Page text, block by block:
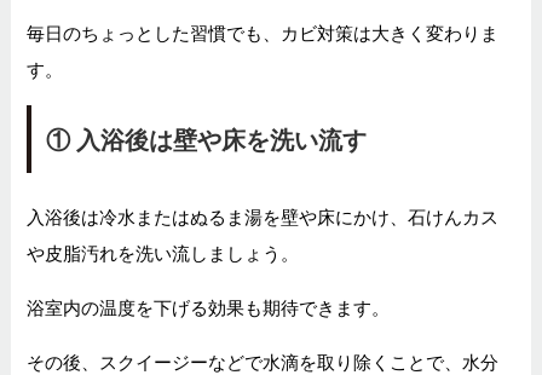
毎日のちょっとした習慣でも、カビ対策は大きく変わりま
す。
① 入浴後は壁や床を洗い流す
入浴後は冷水またはぬるま湯を壁や床にかけ、石けんカス
や皮脂汚れを洗い流しましょう。
浴室内の温度を下げる効果も期待できます。
その後、スクイージーなどで水滴を取り除くことで、水分